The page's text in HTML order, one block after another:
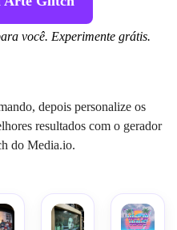
você. Experimente grátis.
depois personalize os
resultados com o gerador
do Media.io.